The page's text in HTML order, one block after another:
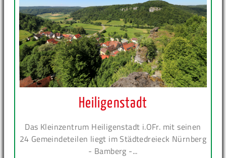
Heiligenstadt
Das Kleinzentrum Heiligenstadt i.OFr. mit seinen
24 Gemeindeteilen liegt im Städtedreieck Nürnberg
- Bamberg -...